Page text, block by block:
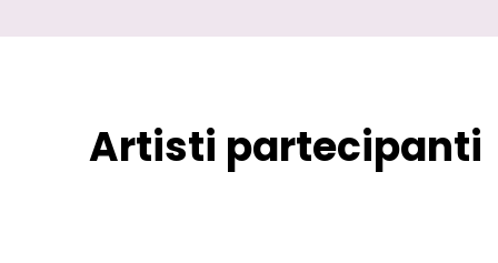
Artisti partecipanti